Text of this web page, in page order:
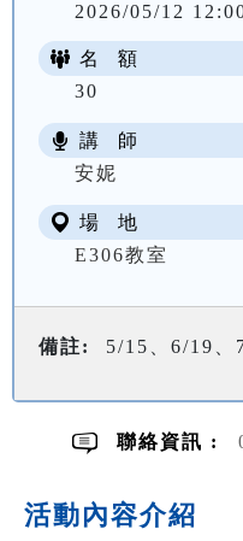
2026/05/12
名 額
30
講 師
安妮
場 地
E306教室
備註: 5/15、6/19、
聯絡資訊 :
活動內容介紹